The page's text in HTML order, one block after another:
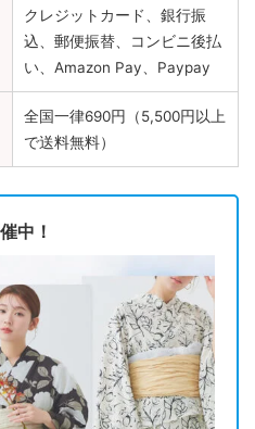
クレジットカード、銀行振
込、郵便振替、コンビニ後払
い、Amazon Pay、Paypay
全国一律690円（5,500円以上
で送料無料）
中！